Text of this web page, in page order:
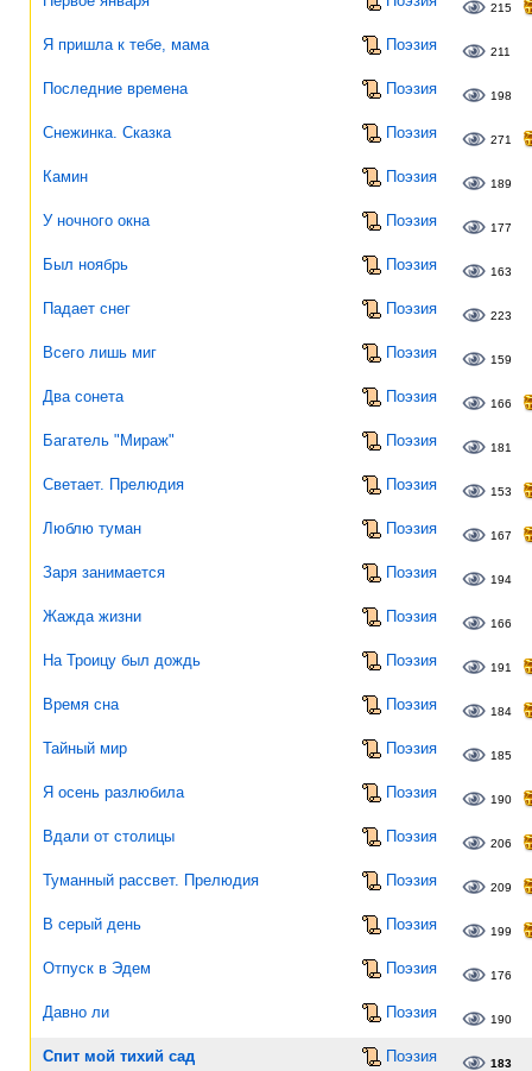
215
Я пришла к тебе, мама Поэзия 211
Последние времена Поэзия 198
Снежинка. Сказка Поэзия 271
Камин Поэзия 189
У ночного окна Поэзия 177
Был ноябрь Поэзия 163
Падает снег Поэзия 223
Всего лишь миг Поэзия 159
Два сонета Поэзия 166
Багатель "Мираж" Поэзия 181
Светает. Прелюдия Поэзия 153
Люблю туман Поэзия 167
Заря занимается Поэзия 194
Жажда жизни Поэзия 166
На Троицу был дождь Поэзия 191
Время сна Поэзия 184
Тайный мир Поэзия 185
Я осень разлюбила Поэзия 190
Вдали от столицы Поэзия 206
Туманный рассвет. Прелюдия Поэзия 209
В серый день Поэзия 199
Отпуск в Эдем Поэзия 176
Давно ли Поэзия 190
Спит мой тихий сад Поэзия 183